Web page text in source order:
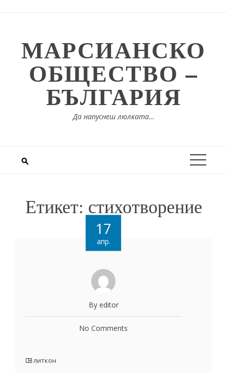
МАРСИАНСКО
ОБЩЕСТВО –
БЪЛГАРИЯ
Да напуснеш люлката…
Етикет: стихотворение
17
апр.
By editor
No Comments
литкон